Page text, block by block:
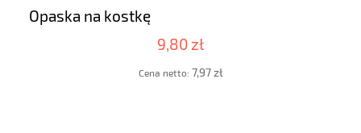
Opaska na kostkę
9,80 zł
Cena netto: 7,97 zł